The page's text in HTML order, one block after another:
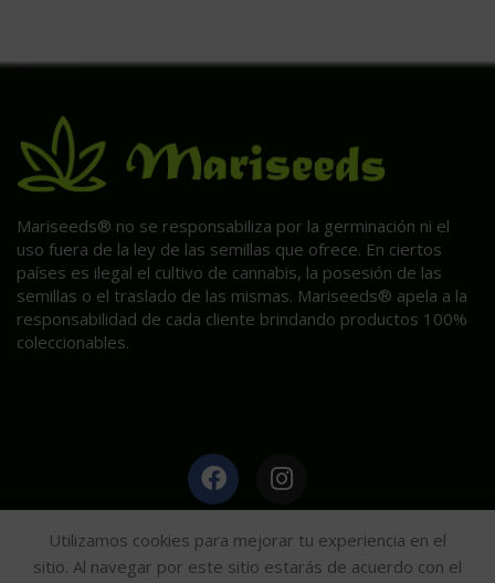
Mariseeds® no se responsabiliza por la germinación ni el
uso fuera de la ley de las semillas que ofrece. En ciertos
países es ilegal el cultivo de cannabis, la posesión de las
semillas o el traslado de las mismas. Mariseeds® apela a la
responsabilidad de cada cliente brindando productos 100%
coleccionables.
Utilizamos cookies para mejorar tu experiencia en el
sitio. Al navegar por este sitio estarás de acuerdo con el